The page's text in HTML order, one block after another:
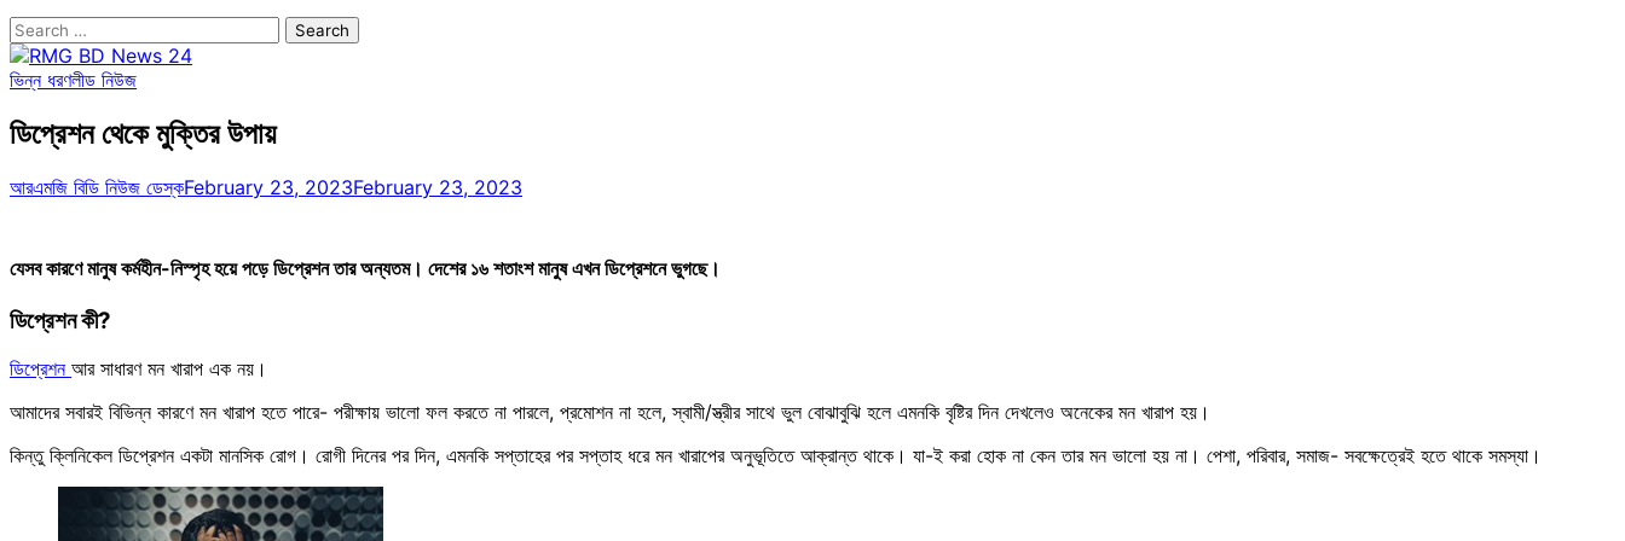
Search
for:
ভিন্ন ধরণলীড নিউজ
ডিপ্রেশন থেকে মুক্তির উপায়
আরএমজি বিডি নিউজ ডেস্কFebruary 23, 2023February 23, 2023
যেসব কারণে মানুষ কর্মহীন-নিস্পৃহ হয়ে পড়ে ডিপ্রেশন তার অন্যতম। দেশের ১৬ শতাংশ মানুষ এখন ডিপ্রেশনে ভুগছে।
ডিপ্রেশন কী?
ডিপ্রেশন আর সাধারণ মন খারাপ এক নয়।
আমাদের সবারই বিভিন্ন কারণে মন খারাপ হতে পারে- পরীক্ষায় ভালো ফল করতে না পারলে, প্রমোশন না হলে, স্বামী/স্ত্রীর সাথে ভুল বোঝাবুঝি হলে এমনকি বৃষ্টির দিন দেখলেও অনেকের মন খারাপ হয়।
কিন্তু ক্লিনিকেল ডিপ্রেশন একটা মানসিক রোগ। রোগী দিনের পর দিন, এমনকি সপ্তাহের পর সপ্তাহ ধরে মন খারাপের অনুভূতিতে আক্রান্ত থাকে। যা-ই করা হোক না কেন তার মন ভালো হয় না। পেশা, পরিবার, সমাজ- সবক্ষেত্রেই হতে থাকে সমস্যা।